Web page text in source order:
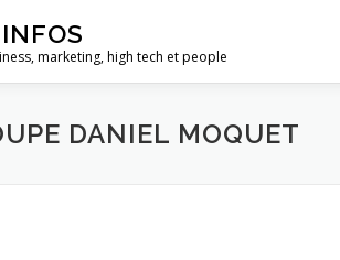
marketing, high tech et people
DANIEL MOQUET